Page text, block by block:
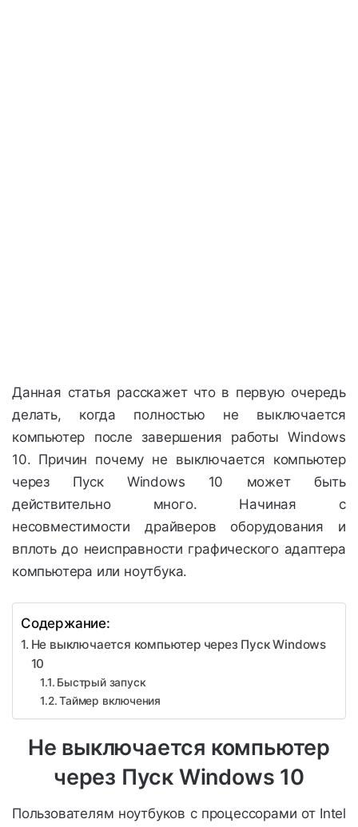
Данная статья расскажет что в первую очередь
делать, когда полностью не выключается
компьютер после завершения работы Windows
10. Причин почему не выключается компьютер
через Пуск Windows 10 может быть
действительно много. Начиная с
несовместимости драйверов оборудования и
вплоть до неисправности графического адаптера
компьютера или ноутбука.
Содержание:
Не выключается компьютер через Пуск Windows
10
Быстрый запуск
Таймер включения
Не выключается компьютер
через Пуск Windows 10
Пользователям ноутбуков с процессорами от Intel